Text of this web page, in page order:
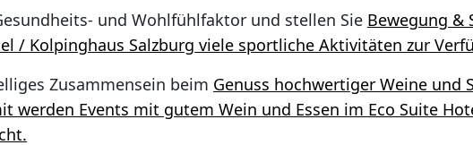
und Wohlfühlfaktor und stellen Sie Bewegung &
/ Kolpinghaus Salzburg viele sportliche Aktivitäten zur
Zusammensein beim Genuss hochwertiger Weine und
werden Events mit gutem Wein und Essen im Eco Suite